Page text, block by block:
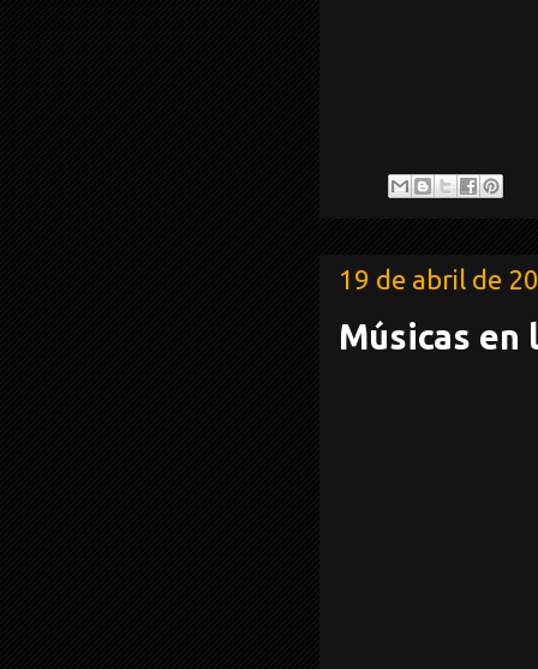
19 de abril de
Músicas en